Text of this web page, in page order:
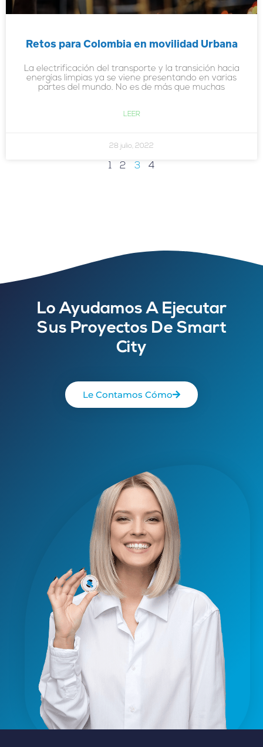
Retos para Colombia en movilidad Urbana
La electrificación del transporte y la transición hacia
energías limpias ya se viene presentando en varias
partes del mundo. No es de más que muchas
LEER
28 julio, 2022
1 2 3 4
Lo Ayudamos A Ejecutar
Sus Proyectos De Smart
City
Le Contamos Cómo